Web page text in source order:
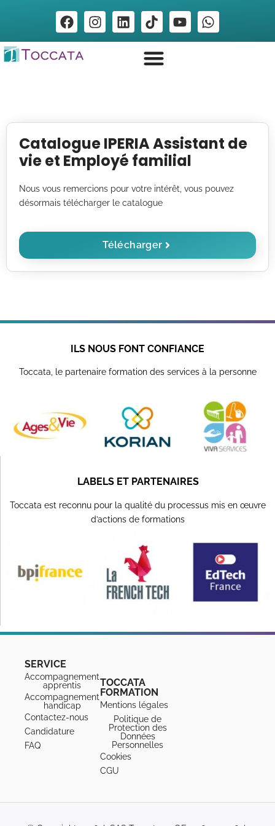
Catalogue IPERIA Assistant de
vie et Employé familial
Nous vous remercions pour votre intérêt, vous pouvez
désormais télécharger le catalogue
Télécharger
ILS NOUS FONT CONFIANCE
Toccata, le partenaire formation des services à la personne
LABELS ET PARTENAIRES
Toccata est reconnu pour la qualité du processus mis en œuvre
d’actions de formations
SERVICE
Accompagnement
apprentis
Accompagnement
handicap
Contactez-nous
Candidature
FAQ
TOCCATA
FORMATION
Mentions légales
Politique de
Protection des
Données
Personnelles
Cookies
CGU